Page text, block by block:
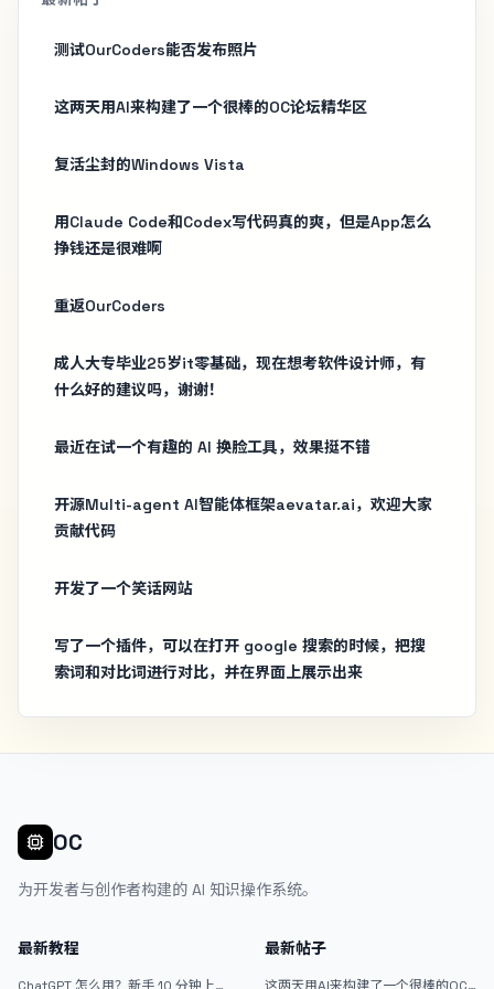
测试OurCoders能否发布照片
这两天用AI来构建了一个很棒的OC论坛精华区
复活尘封的Windows Vista
用Claude Code和Codex写代码真的爽，但是App怎么
挣钱还是很难啊
重返OurCoders
成人大专毕业25岁it零基础，现在想考软件设计师，有
什么好的建议吗，谢谢！
最近在试一个有趣的 AI 换脸工具，效果挺不错
开源Multi-agent AI智能体框架aevatar.ai，欢迎大家
贡献代码
开发了一个笑话网站
写了一个插件，可以在打开 google 搜索的时候，把搜
索词和对比词进行对比，并在界面上展示出来
OC
为开发者与创作者构建的 AI 知识操作系统。
最新教程
ChatGPT 怎么用？新手 10 分钟上手
最新帖子
这两天用AI来构建了一个很棒的OC